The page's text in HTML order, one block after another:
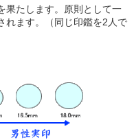
果たします。原則として一
れます。（同じ印鑑を2人で